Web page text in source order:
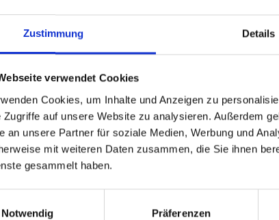
Zustimmung Details
verwendet Cookies
Cookies, um Inhalte und Anzeigen zu
Zugriffe auf unsere Website zu analysieren. Außerdem
an unsere Partner für soziale Medien, Werbung und
mit weiteren Daten zusammen, die Sie ihnen
gesammelt haben.
Notwendig Präferenzen